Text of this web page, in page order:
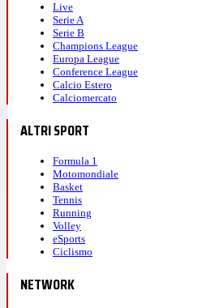
Live
Serie A
Serie B
Champions League
Europa League
Conference League
Calcio Estero
Calciomercato
ALTRI SPORT
Formula 1
Motomondiale
Basket
Tennis
Running
Volley
eSports
Ciclismo
NETWORK